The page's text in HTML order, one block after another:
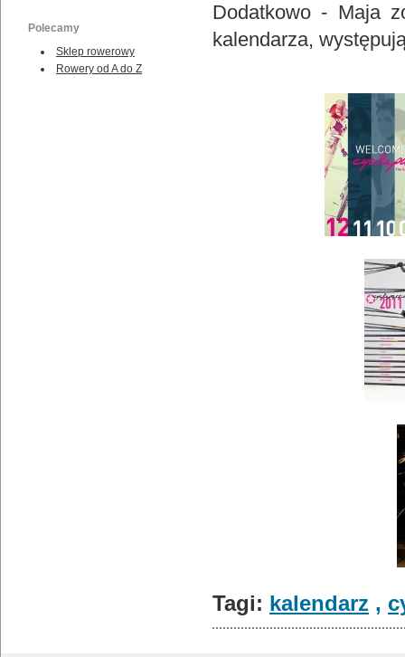
Polecamy
Sklep rowerowy
Rowery od A do Z
Dodatkowo - Maja
kalendarza,
Tagi: kalendarz ,